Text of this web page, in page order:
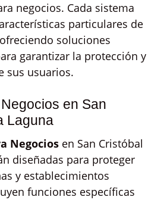
negocios. Cada sistema
particulares de
soluciones
garantizar la protección y
sus usuarios.
en San
Laguna
Negocios en San Cristóbal
diseñadas para proteger
y establecimientos
funciones específicas